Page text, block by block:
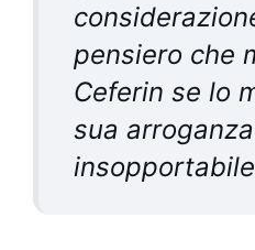
pensiero che
Ceferin se lo
sua